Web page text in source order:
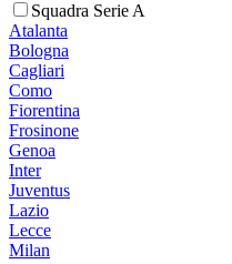
Squadra Serie A
Atalanta
Bologna
Cagliari
Como
Fiorentina
Frosinone
Genoa
Inter
Juventus
Lazio
Lecce
Milan